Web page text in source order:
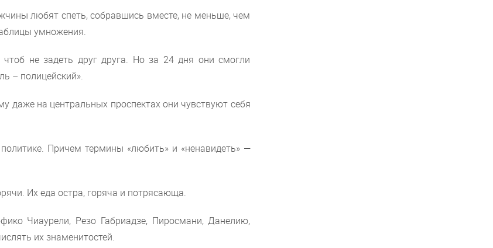
любят спеть, собравшись вместе, не меньше, чем
умножения.
не задеть друг друга. Но за 24 дня они смогли
– полицейский».
на центральных проспектах они чувствуют себя
Причем термины «любить» и «ненавидеть» —
Их еда остра, горяча и потрясающа.
Чиаурели, Резо Габриадзе, Пиросмани, Данелию,
их знаменитостей.